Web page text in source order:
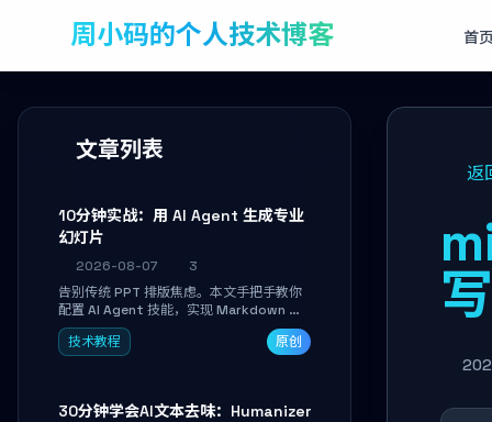
周小码的个人技术博客 首
文章列表
10分钟实战：用 AI Agent 生成专业
幻灯片
2026-08-07
3
告别传统 PPT 排版焦虑。本文手把手教你
配置 AI Agent 技能，实现 Markdown 内
容自动转为带高级排版、AI 配图与 WebGL
运行时的 HTML 幻灯片。只需专注内容，
技术教程 原创
30分钟学会AI文本去味：Humanizer
返